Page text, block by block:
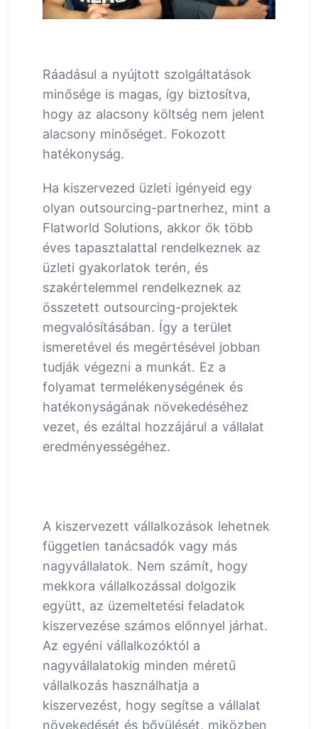
Ráadásul a nyújtott szolgáltatások
minősége is magas, így biztosítva,
hogy az alacsony költség nem jelent
alacsony minőséget. Fokozott
hatékonyság.
Ha kiszervezed üzleti igényeid egy
olyan outsourcing-partnerhez, mint a
Flatworld Solutions, akkor ők több
éves tapasztalattal rendelkeznek az
üzleti gyakorlatok terén, és
szakértelemmel rendelkeznek az
összetett outsourcing-projektek
megvalósításában. Így a terület
ismeretével és megértésével jobban
tudják végezni a munkát. Ez a
folyamat termelékenységének és
hatékonyságának növekedéséhez
vezet, és ezáltal hozzájárul a vállalat
eredményességéhez.
A kiszervezett vállalkozások lehetnek
független tanácsadók vagy más
nagyvállalatok. Nem számít, hogy
mekkora vállalkozással dolgozik
együtt, az üzemeltetési feladatok
kiszervezése számos előnnyel járhat.
Az egyéni vállalkozóktól a
nagyvállalatokig minden méretű
vállalkozás használhatja a
kiszervezést, hogy segítse a vállalat
növekedését és bővülését, miközben